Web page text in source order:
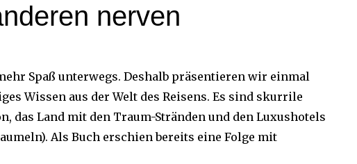
nerven
Spaß unterwegs. Deshalb präsentieren wir einmal
Wissen aus der Welt des Reisens. Es sind skurrile
das Land mit den Traum-Stränden und den Luxushotels
Als Buch erschien bereits eine Folge mit